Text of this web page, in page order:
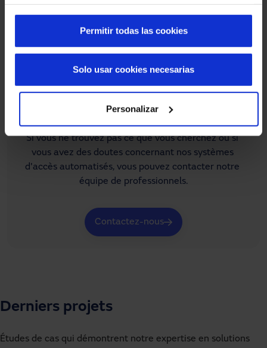
Permitir todas las cookies
Personalizar
Solo usar cookies necesarias
Tu as besoin d'aide ?
Si vous ne trouvez pas ce que vous cherchez ou si
vous avez des doutes concernant nos systèmes
d'accès automatisés, vous pouvez contacter notre
équipe de professionnels.
Contactez-nous
Derniers projets
Études de cas qui démontrent notre expertise en solutions